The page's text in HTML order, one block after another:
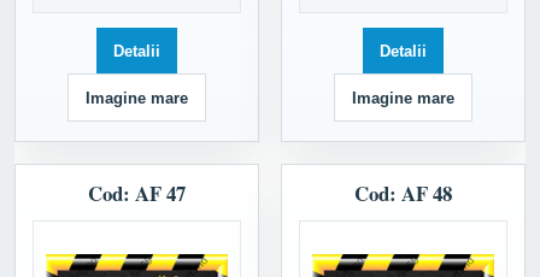
Detalii
Imagine mare
Detalii
Imagine mare
Cod: AF 47 Cod: AF 48